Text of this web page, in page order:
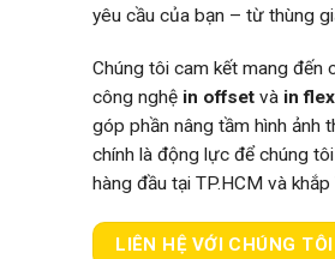
yêu cầu của bạn – từ thùng
Chúng tôi cam kết mang đến
công nghệ in offset và in
góp phần nâng tầm hình ảnh
chính là động lực để chúng
hàng đầu tại TP.HCM và khắp
LIÊN HỆ VỚI CHÚNG TÔI